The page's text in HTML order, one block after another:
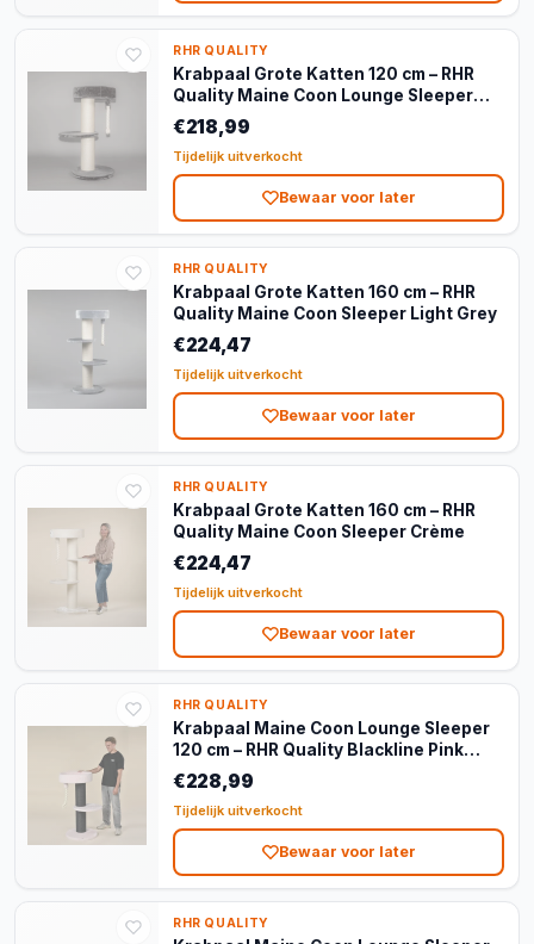
RHR QUALITY
Krabpaal Grote Katten 120 cm – RHR
Quality Maine Coon Lounge Sleeper
Donkergrijs
€218,99
Tijdelijk uitverkocht
Bewaar voor later
RHR QUALITY
Krabpaal Grote Katten 160 cm – RHR
Quality Maine Coon Sleeper Light Grey
€224,47
Tijdelijk uitverkocht
Bewaar voor later
RHR QUALITY
Krabpaal Grote Katten 160 cm – RHR
Quality Maine Coon Sleeper Crème
€224,47
Tijdelijk uitverkocht
Bewaar voor later
RHR QUALITY
Krabpaal Maine Coon Lounge Sleeper
120 cm – RHR Quality Blackline Pink
Teddy
€228,99
Tijdelijk uitverkocht
Bewaar voor later
RHR QUALITY